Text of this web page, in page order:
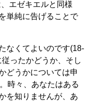
エゼキエルと同様
単純に告げることで
なくてよいのです(18-
ったかどうか、そし
どうかについては申
時々、あなたはある
を知りませんが、あ